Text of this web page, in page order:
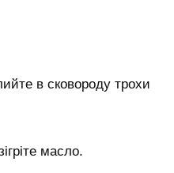
в сковороду трохи
масло.